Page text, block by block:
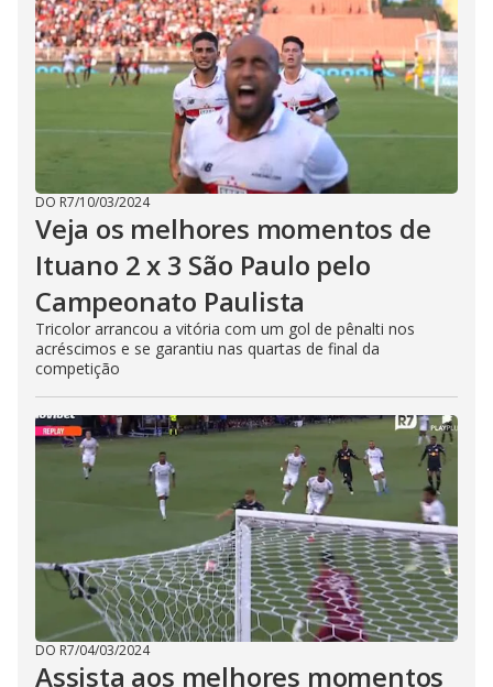
DO R7/10/03/2024
Veja os melhores momentos de
Ituano 2 x 3 São Paulo pelo
Campeonato Paulista
Tricolor arrancou a vitória com um gol de pênalti nos
acréscimos e se garantiu nas quartas de final da
competição
DO R7/04/03/2024
Assista aos melhores momentos